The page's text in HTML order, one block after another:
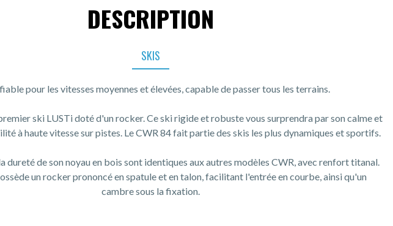
DESCRIPTION
SKIS
pour les vitesses moyennes et élevées, capable de passer tous les terrains.
ski LUSTi doté d'un rocker. Ce ski rigide et robuste vous surprendra par son calme et
à haute vitesse sur pistes. Le CWR 84 fait partie des skis les plus dynamiques et sportifs.
dureté de son noyau en bois sont identiques aux autres modèles CWR, avec renfort titanal.
un rocker prononcé en spatule et en talon, facilitant l'entrée en courbe, ainsi qu'un
cambre sous la fixation.